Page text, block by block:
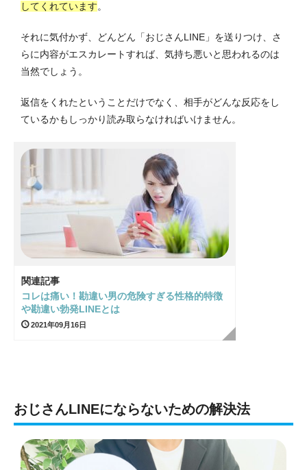
してくれています。
それに気付かず、どんどん「おじさんLINE」を送りつけ、さ
らに内容がエスカレートすれば、気持ち悪いと思われるのは
当然でしょう。
返信をくれたということだけでなく、相手がどんな反応をし
ているかもしっかり読み取らなければいけません。
関連記事
コレは痛い！勘違い男の危険すぎる性格的特徴
や勘違い勃発LINEとは
2021年09月16日
おじさんLINEにならないための解決法